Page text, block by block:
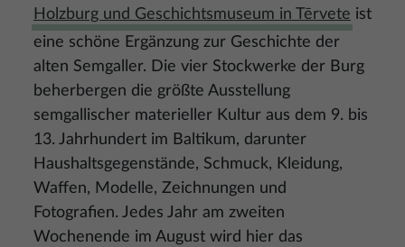
Holzburg und Geschichtsmuseum in Tērvete ist
eine schöne Ergänzung zur Geschichte der
alten Semgaller. Die vier Stockwerke der Burg
beherbergen die größte Ausstellung
semgallischer materieller Kultur aus dem 9. bis
13. Jahrhundert im Baltikum, darunter
Haushaltsgegenstände, Schmuck, Kleidung,
Waffen, Modelle, Zeichnungen und
Fotografien. Jedes Jahr am zweiten
Wochenende im August wird hier das